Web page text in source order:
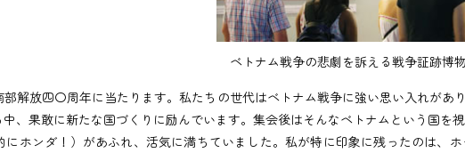
ベトナム戦争の悲劇を訴える戦争証跡博
解放四〇周年に当たります。私たちの世代はベトナム戦争に強い思い入れが
、果敢に新たな国づくりに励んでいます。集会後はそんなベトナムという国を視
ホンダ！）があふれ、活気に満ちていました。私が特に印象に残ったのは、